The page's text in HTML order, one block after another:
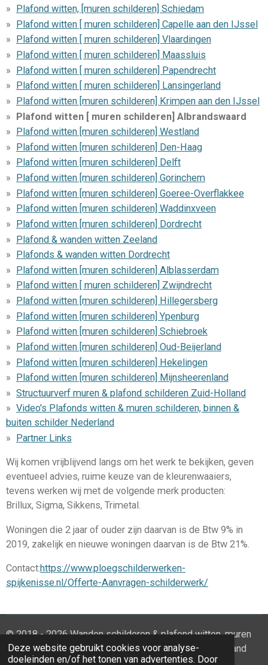
Deze website gebruikt cookies voor analyse-
doeleinden en/of het tonen van advertenties. Door
Plafond witten, [muren schilderen] Schiedam
Plafond witten [ muren schilderen] Capelle aan den IJssel
Plafond witten [ muren schilderen] Vlaardingen
Plafond witten [ muren schilderen] Maassluis
Plafond witten [ muren schilderen] Papendrecht
Plafond witten [ muren schilderen] Lansingerland
Plafond witten [muren schilderen] Krimpen aan den IJssel
Plafond witten [ muren schilderen] Albrandswaard
Plafond witten [muren schilderen] Westland
Plafond witten [muren schilderen] Den-Haag
Plafond witten [muren schilderen] Delft
Plafond witten [muren schilderen] Gorinchem
Plafond witten [muren schilderen] Goeree-Overflakkee
Plafond witten [muren schilderen] Waddinxveen
Plafond witten [muren schilderen] Dordrecht
Plafond & wanden witten Zeeland
Plafonds & wanden witten Dordrecht
Plafond witten [muren schilderen] Alblasserdam
Plafond witten [ muren schilderen] Zwijndrecht
Plafond witten [muren schilderen] Hillegersberg
Plafond witten [muren schilderen] Ypenburg
Plafond witten [muren schilderen] Schiebroek
Plafond witten [muren schilderen] Oud-Beijerland
Plafond witten [muren schilderen] Hekelingen
Plafond witten [muren schilderen] Mijnsheerenland
Structuurverf muren & plafond schilderen Zuid-Holland
Video's Plafonds witten & muren schilderen, binnen &
buiten schilder Nederland
Partner Links
Wij komen vrijblijvend langs om het werk te bekijken, geven
eventueel advies, ruime keuze van de kleurenwaaiers,
tevens werken wij met de volgende merk producten:
Brillux, Sigma, Sikkens, Trimetal.
Woningen die 2 jaar of ouder zijn daarvan is de Btw 9% in
2019, zakelijk en nieuwe woningen daarvan is de Btw 21%.
Contact:https://www.ploegschilderwerken-
spijkenisse.nl/Offerte-Aanvragen-schilderwerk/
© 2018 - 2026 Wanden schilderen & plafond witten, muren
witten, huis schilderen sauswerk Zuid-Holland Nederland